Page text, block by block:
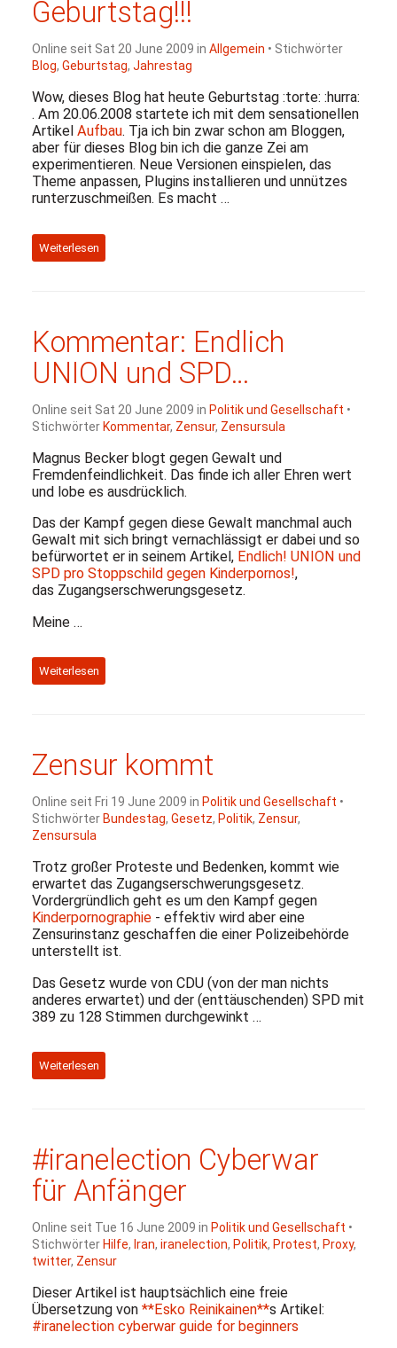
Geburtstag!!!
Online seit Sat 20 June 2009 in Allgemein • Stichwörter
Blog, Geburtstag, Jahrestag
Wow, dieses Blog hat heute Geburtstag :torte: :hurra:
. Am 20.06.2008 startete ich mit dem sensationellen
Artikel Aufbau. Tja ich bin zwar schon am Bloggen,
aber für dieses Blog bin ich die ganze Zei am
experimentieren. Neue Versionen einspielen, das
Theme anpassen, Plugins installieren und unnützes
runterzuschmeißen. Es macht …
Weiterlesen
Kommentar: Endlich
UNION und SPD…
Online seit Sat 20 June 2009 in Politik und Gesellschaft •
Stichwörter Kommentar, Zensur, Zensursula
Magnus Becker blogt gegen Gewalt und
Fremdenfeindlichkeit. Das finde ich aller Ehren wert
und lobe es ausdrücklich.
Das der Kampf gegen diese Gewalt manchmal auch
Gewalt mit sich bringt vernachlässigt er dabei und so
befürwortet er in seinem Artikel, Endlich! UNION und
SPDpro Stoppschild gegen Kinderpornos!,
das Zugangserschwerungsgesetz.
Meine …
Weiterlesen
Zensur kommt
Online seit Fri 19 June 2009 in Politik und Gesellschaft •
Stichwörter Bundestag, Gesetz, Politik, Zensur,
Zensursula
Trotz großer Proteste und Bedenken, kommt wie
erwartet das Zugangserschwerungsgesetz.
Vordergründlich geht es um den Kampf gegen
Kinderpornographie- effektiv wird aber eine
Zensurinstanz geschaffen die einer Polizeibehörde
unterstellt ist.
Das Gesetz wurde von CDU(von der man nichts
anderes erwartet) und der (enttäuschenden) SPDmit
389 zu 128 Stimmen durchgewinkt …
Weiterlesen
#iranelection Cyberwar
für Anfänger
Online seit Tue 16 June 2009 in Politik und Gesellschaft •
Stichwörter Hilfe, Iran, iranelection, Politik, Protest, Proxy,
twitter, Zensur
Dieser Artikel ist hauptsächlich eine freie
Übersetzung von **Esko Reinikainen**s Artikel:
#iranelection cyberwar guide for beginners